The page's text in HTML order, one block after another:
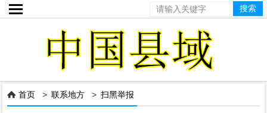

 首页 >联系地方 >扫黑举报